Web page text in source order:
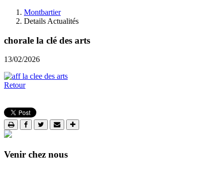
Montbartier
Details Actualités
chorale la clé des arts
13/02/2026
Retour
Venir chez nous